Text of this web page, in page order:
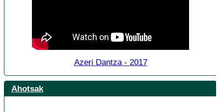
Azeri Dantza - 2017
Ahotsak